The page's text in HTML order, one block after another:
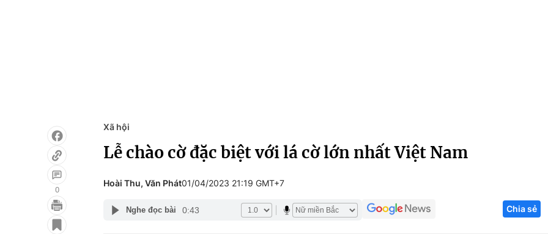
Giáo dục
Công nghệ
0
Xã hội
Lễ chào cờ đặc biệt với lá cờ lớn nhất Việt Nam
Hoài Thu, Văn Phát01/04/2023 21:19 GMT+7
Nghe đọc bài 0:43 Chia sẻ